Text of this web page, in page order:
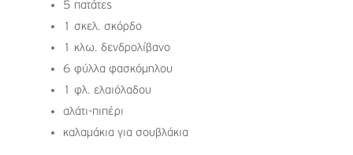
5 πατάτες
1 σκελ. σκόρδο
1 κλω. δενδρολίβανο
6 φύλλα φασκόμηλου
1 φλ. ελαιόλαδου
αλάτι-πιπέρι
καλαμάκια για σουβλάκια